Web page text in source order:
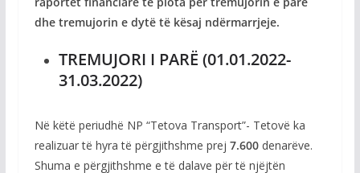
dhe tremujorin e dytë të kësaj ndërmarrjeje.
TREMUJORI I PARË (01.01.2022-
31.03.2022)
Në këtë periudhë NP “Tetova Transport”- Tetovë ka
realizuar të hyra të përgjithshme prej 7.600denarëve.
Shuma e përgjithshme e të dalave për të njëjtën